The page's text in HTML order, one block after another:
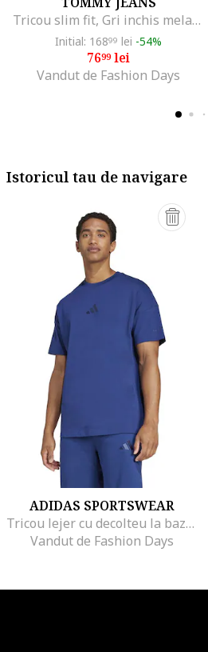
Tricou slim fit, Gri inchis melange
Initial: 16899 lei -54%
7699lei
Vandut de Fashion Days
Istoricul tau de navigare
ADIDAS SPORTSWEAR
Tricou lejer cu decolteu la baza gatului All Szn, Albastru inchis
Vandut de Fashion Days